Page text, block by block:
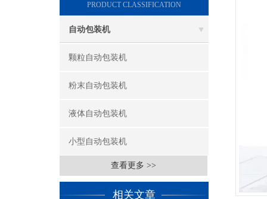
PRODUCT CLASSIFICATION
自动包装机
颗粒自动包装机
粉末自动包装机
液体自动包装机
小型自动包装机
查看更多 >>
相关文章